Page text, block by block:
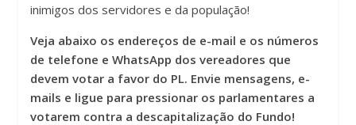
inimigos dos servidores e da população!
Veja abaixo os endereços de e-mail e os números
de telefone e WhatsApp dos vereadores que
devem votar a favor do PL. Envie mensagens, e-
mails e ligue para pressionar os parlamentares a
votarem contra a descapitalização do Fundo!